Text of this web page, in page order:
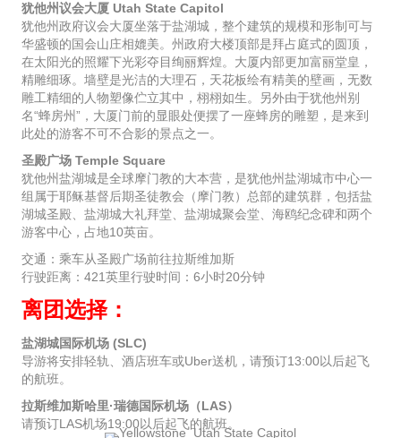
犹他州议会大厦 Utah State Capitol
犹他州政府议会大厦坐落于盐湖城，整个建筑的规模和形制可与
华盛顿的国会山庄相媲美。州政府大楼顶部是拜占庭式的圆顶，
在太阳光的照耀下光彩夺目绚丽辉煌。大厦内部更加富丽堂皇，
精雕细琢。墙壁是光洁的大理石，天花板绘有精美的壁画，无数
雕工精细的人物塑像伫立其中，栩栩如生。另外由于犹他州别
名“蜂房州”，大厦门前的显眼处便摆了一座蜂房的雕塑，是来到
此处的游客不可不合影的景点之一。
圣殿广场 Temple Square
犹他州盐湖城是全球摩门教的大本营，是犹他州盐湖城市中心一
组属于耶稣基督后期圣徒教会（摩门教）总部的建筑群，包括盐
湖城圣殿、盐湖城大礼拜堂、盐湖城聚会堂、海鸥纪念碑和两个
游客中心，占地10英亩。
交通：乘车从圣殿广场前往拉斯维加斯
行驶距离：421英里行驶时间：6小时20分钟
离团选择：
盐湖城国际机场 (SLC)
导游将安排轻轨、酒店班车或Uber送机，请预订13:00以后起飞
的航班。
拉斯维加斯哈里·瑞德国际机场（LAS）
请预订LAS机场19:00以后起飞的航班。